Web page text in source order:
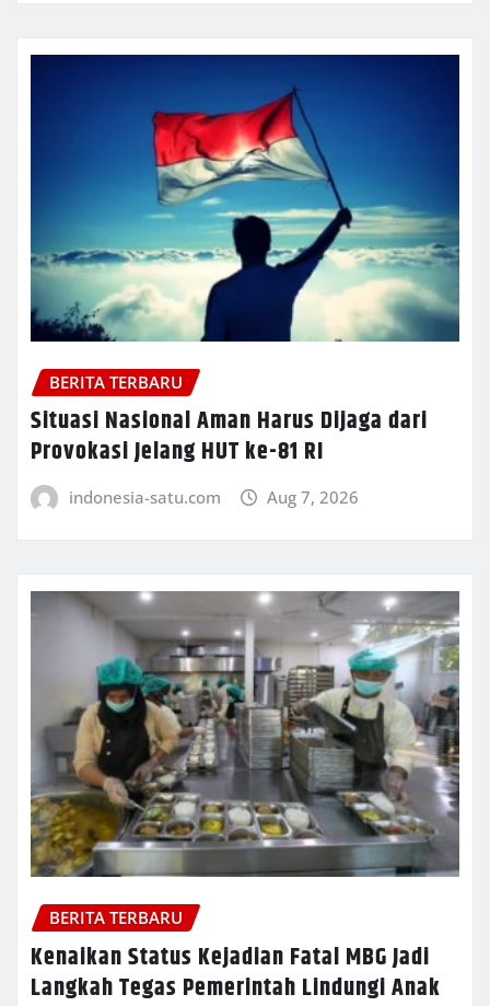
BERITA TERBARU
Situasi Nasional Aman Harus Dijaga dari
Provokasi Jelang HUT ke-81 RI
indonesia-satu.com Aug 7, 2026
BERITA TERBARU
Kenaikan Status Kejadian Fatal MBG Jadi
Langkah Tegas Pemerintah Lindungi Anak